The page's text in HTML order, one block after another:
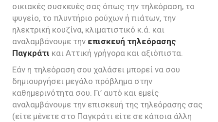
οικιακές συσκευές σας όπως την τηλεόραση, το
ψυγείο, το πλυντήριο ρούχων ή πιάτων, την
ηλεκτρική κουζίνα, κλιματιστικό κ.ά. και
αναλαμβάνουμε την επισκευή τηλεόρασης
Παγκράτι και Αττική γρήγορα και αξιόπιστα.
Εάν η τηλεόραση σου χαλάσει μπορεί να σου
δημιουργήσει μεγάλο πρόβλημα στην
καθημερινότητα σου. Γι’ αυτό και εμείς
αναλαμβάνουμε την επισκευή της τηλεόρασης σας
(είτε μένετε στο Παγκράτι είτε σε κάποια άλλη